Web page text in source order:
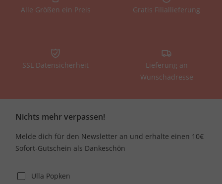
Alle Größen ein Preis Gratis Filiallieferung
SSL Datensicherheit
Lieferung an
Wunschadresse
Nichts mehr verpassen!
Melde dich für den Newsletter an und erhalte einen 10€
Sofort-Gutschein als Dankeschön
Ulla Popken